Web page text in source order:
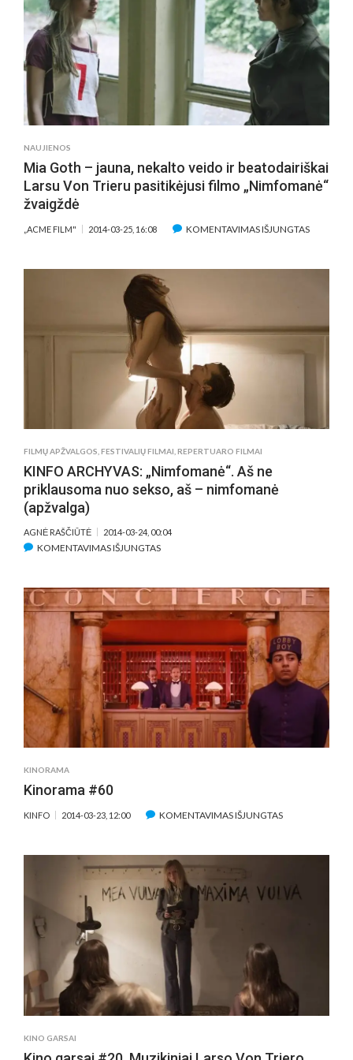
NAUJIENOS
Mia Goth – jauna, nekalto veido ir beatodairiškai
Larsu Von Trieru pasitikėjusi filmo „Nimfomanė“
žvaigždė
„ACME FILM" 2014-03-25, 16:08 KOMENTAVIMAS IŠJUNGTASĮRAŠE
VEIDO
FILMŲ APŽVALGOS FESTIVALIŲ FILMAI REPERTUARO FILMAI
KINFO ARCHYVAS: „Nimfomanė“. Aš ne
priklausoma nuo sekso, aš – nimfomanė
(apžvalga)
AGNĖ RAŠČIŪTĖ 2014-03-24, 00:04
KOMENTAVIMAS IŠJUNGTASĮRAŠE
„NIMFOMANĖ“.
AŠ
PRIKLAUSOMA
NUO
SEKSO,
AŠ
–
NIMFOMANĖ
(APŽVALGA)
KINORAMA
Kinorama #60
KINFO 2014-03-23, 12:00 KOMENTAVIMAS IŠJUNGTASĮRAŠE
KINO GARSAI